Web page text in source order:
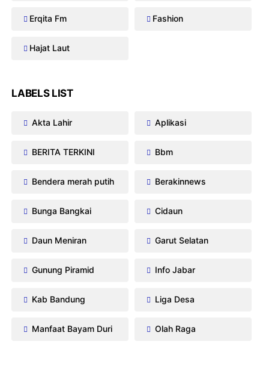
Erqita Fm Fashion
Hajat Laut
LABELS LIST
Akta Lahir Aplikasi
BERITA TERKINI Bbm
Bendera merah putih Berakinnews
Bunga Bangkai Cidaun
Daun Meniran Garut Selatan
Gunung Piramid Info Jabar
Kab Bandung Liga Desa
Manfaat Bayam Duri Olah Raga